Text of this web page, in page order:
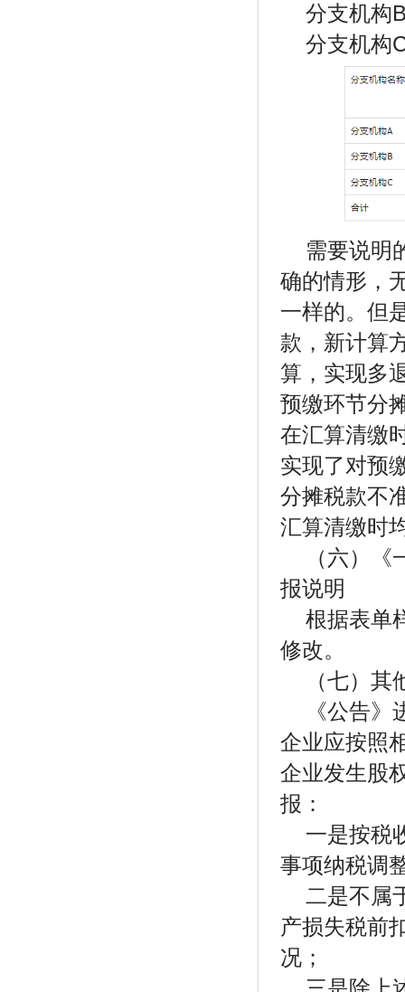
分支机构
分支机构
需要说明
确的情形，
一样的。但
款，新计算
算，实现多
预缴环节分
在汇算清缴
实现了对预
分摊税款不
汇算清缴时
（六）
报说明
根据表单
修改。
（七）
《公告
企业应按照
企业发生股
报：
一是按税
事项纳税调
二是不属
产损失税前
况；